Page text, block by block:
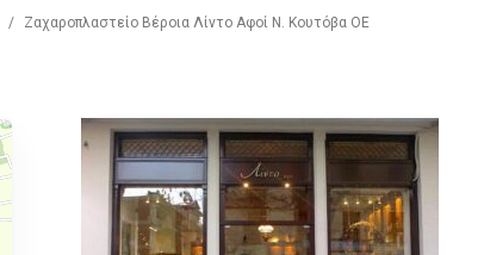
/ Ζαχαροπλαστείο Βέροια Λίντο Αφοί Ν. Κουτόβα ΟΕ